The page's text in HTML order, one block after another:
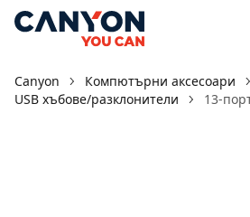
Canyon
Компютърни аксесоари
USB хъбове/разклонители
13-